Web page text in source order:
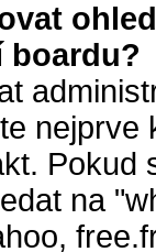
boardu?
Pokud
na